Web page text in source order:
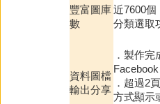
豐富圖庫
數
近7600個
分類選取
資料圖檔
輸出分享
．製作
．超過2
方式顯示